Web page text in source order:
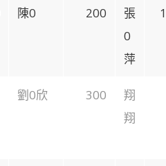
陳0 200
張
0
萍
劉0欣 300
翔
翔